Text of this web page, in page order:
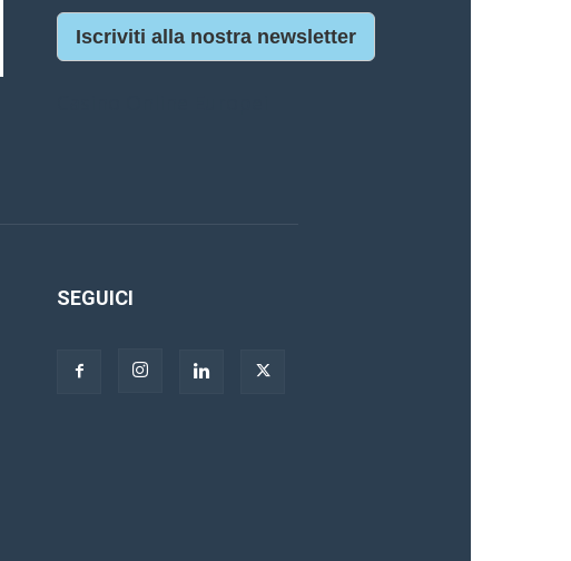
Iscriviti alla nostra newsletter
SEGUICI